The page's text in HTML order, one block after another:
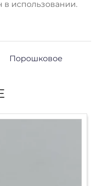
в использовании.
Порошковое